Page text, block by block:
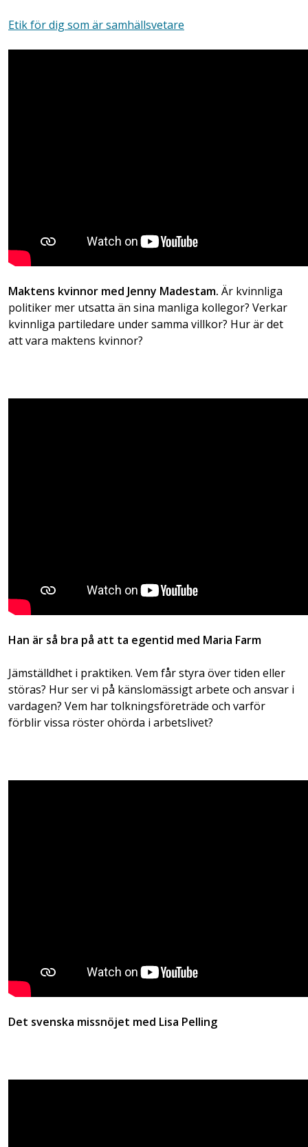
Etik för dig som är samhällsvetare
Maktens kvinnor med Jenny Madestam. Är kvinnliga
politiker mer utsatta än sina manliga kollegor? Verkar
kvinnliga partiledare under samma villkor? Hur är det
att vara maktens kvinnor?
Han är så bra på att ta egentid med Maria Farm
Jämställdhet i praktiken. Vem får styra över tiden eller
störas? Hur ser vi på känslomässigt arbete och ansvar i
vardagen? Vem har tolkningsföreträde och varför
förblir vissa röster ohörda i arbetslivet?
Det svenska missnöjet med Lisa Pelling